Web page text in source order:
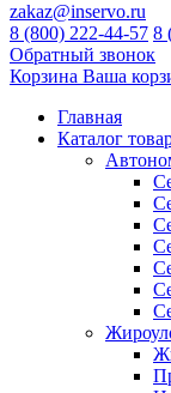
zakaz@inservo.ru
8 (800) 222-44-57 8
Обратный звонок
Корзина Ваша
Главная
Каталог